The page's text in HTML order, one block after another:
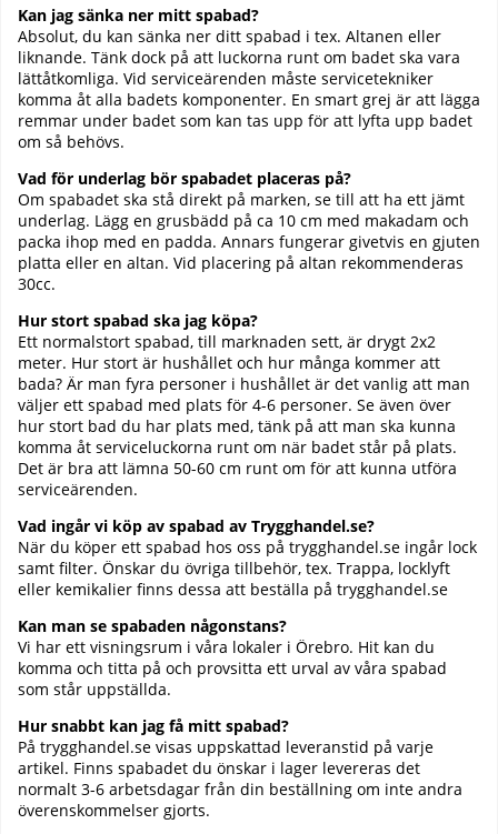
Kan jag sänka ner mitt spabad?
Absolut, du kan sänka ner ditt spabad i tex. Altanen eller
liknande. Tänk dock på att luckorna runt om badet ska vara
lättåtkomliga. Vid serviceärenden måste servicetekniker
komma åt alla badets komponenter. En smart grej är att lägga
remmar under badet som kan tas upp för att lyfta upp badet
om så behövs.
Vad för underlag bör spabadet placeras på?
Om spabadet ska stå direkt på marken, se till att ha ett jämt
underlag. Lägg en grusbädd på ca 10 cm med makadam och
packa ihop med en padda. Annars fungerar givetvis en gjuten
platta eller en altan. Vid placering på altan rekommenderas
30cc.
Hur stort spabad ska jag köpa?
Ett normalstort spabad, till marknaden sett, är drygt 2x2
meter. Hur stort är hushållet och hur många kommer att
bada? Är man fyra personer i hushållet är det vanlig att man
väljer ett spabad med plats för 4-6 personer. Se även över
hur stort bad du har plats med, tänk på att man ska kunna
komma åt serviceluckorna runt om när badet står på plats.
Det är bra att lämna 50-60 cm runt om för att kunna utföra
serviceärenden.
Vad ingår vi köp av spabad av Trygghandel.se?
När du köper ett spabad hos oss på trygghandel.se ingår lock
samt filter. Önskar du övriga tillbehör, tex. Trappa, locklyft
eller kemikalier finns dessa att beställa på trygghandel.se
Kan man se spabaden någonstans?
Vi har ett visningsrum i våra lokaler i Örebro. Hit kan du
komma och titta på och provsitta ett urval av våra spabad
som står uppställda.
Hur snabbt kan jag få mitt spabad?
På trygghandel.se visas uppskattad leveranstid på varje
artikel. Finns spabadet du önskar i lager levereras det
normalt 3-6 arbetsdagar från din beställning om inte andra
överenskommelser gjorts.